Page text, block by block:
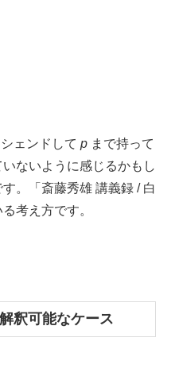
ェンドして p まで持って
ないように感じるかもし
。「斎藤秀雄 講義録 / 白
考え方です。
釈可能なケース